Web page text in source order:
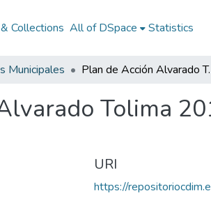
Collections All of DSpace Statistics
Municipales Plan de Acción
Tolima
URI
https://